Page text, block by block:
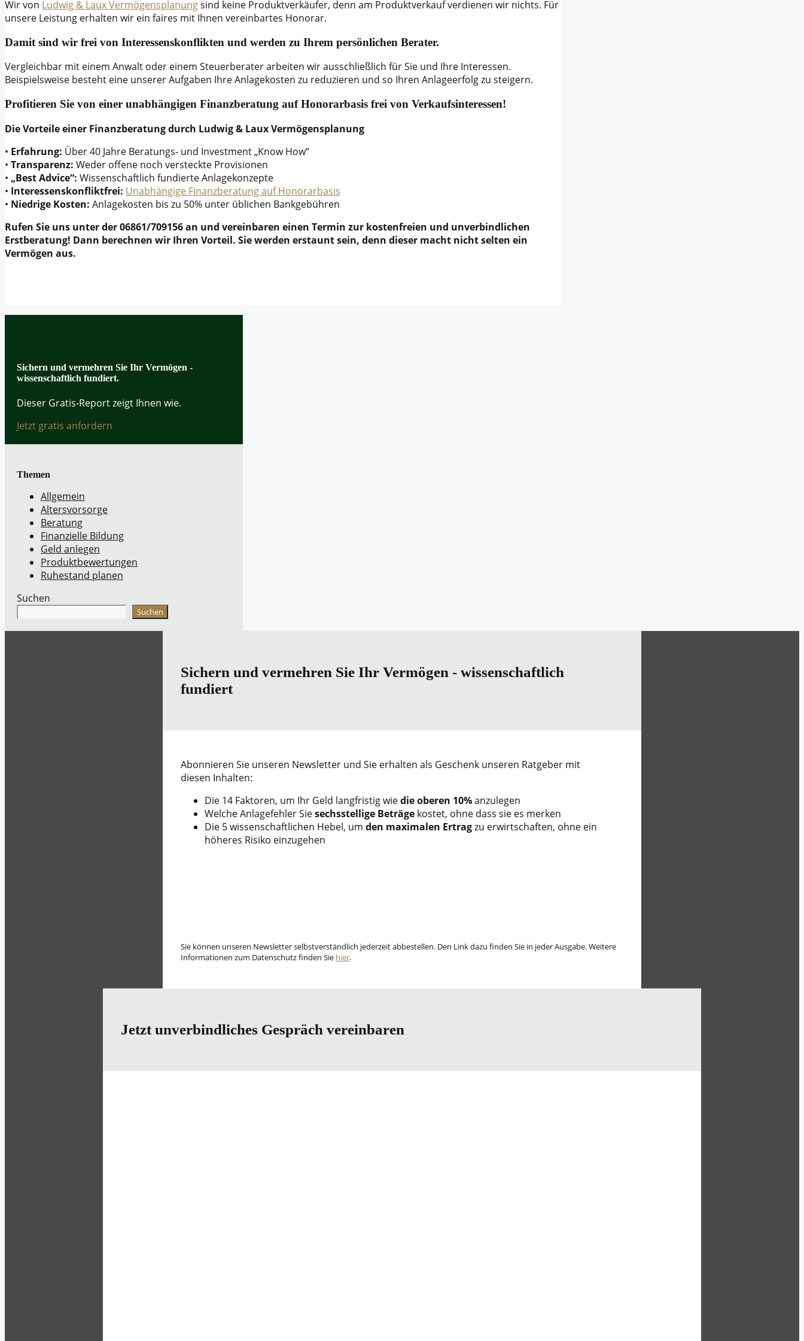
Wir von Ludwig & Laux Vermögensplanungsind keine Produktverkäufer, denn am Produktverkauf verdienen wir nichts. Für
unsere Leistung erhalten wir ein faires mit Ihnen vereinbartes Honorar.
Damit sind wir frei von Interessenskonflikten und werden zu Ihrem persönlichen Berater.
Vergleichbar mit einem Anwalt oder einem Steuerberater arbeiten wir ausschließlich für Sie und Ihre Interessen.
Beispielsweise besteht eine unserer Aufgaben Ihre Anlagekosten zu reduzieren und so Ihren Anlageerfolg zu steigern.
Profitieren Sie von einer unabhängigen Finanzberatung auf Honorarbasis frei von Verkaufsinteressen!
Die Vorteile einer Finanzberatung durch Ludwig & Laux Vermögensplanung
• Erfahrung: Über 40 Jahre Beratungs- und Investment „Know How“
• Transparenz: Weder offene noch versteckte Provisionen
• „Best Advice“: Wissenschaftlich fundierte Anlagekonzepte
• Interessenskonfliktfrei: Unabhängige Finanzberatung auf Honorarbasis
• Niedrige Kosten: Anlagekosten bis zu 50% unter üblichen Bankgebühren
Rufen Sie uns unter der 06861/709156 an und vereinbaren einen Termin zur kostenfreien und unverbindlichen
Erstberatung! Dann berechnen wir Ihren Vorteil. Sie werden erstaunt sein, denn dieser macht nicht selten ein
Vermögen aus.
Sichern und vermehren Sie Ihr Vermögen -
wissenschaftlich fundiert.
Dieser Gratis-Report zeigt Ihnen wie.
Jetzt gratis anfordern
Themen
Allgemein
Altersvorsorge
Beratung
Finanzielle Bildung
Geld anlegen
Produktbewertungen
Ruhestand planen
Suchen
Suchen
Sichern und vermehren Sie Ihr Vermögen - wissenschaftlich
fundiert
Abonnieren Sie unseren Newsletter und Sie erhalten als Geschenk unseren Ratgeber mit
diesen Inhalten:
Die 14 Faktoren, um Ihr Geld langfristig wiedie oberen 10%anzulegen
Welche Anlagefehler Siesechsstellige Beträge kostet, ohne dass sie es merken
Die 5 wissenschaftlichen Hebel, um den maximalen Ertragzu erwirtschaften, ohne ein
höheres Risiko einzugehen
Sie können unseren Newsletter selbstverständlich jederzeit abbestellen. Den Link dazu finden Sie in jeder Ausgabe. Weitere
Informationen zum Datenschutz finden Sie hier.
Jetzt unverbindliches Gespräch vereinbaren